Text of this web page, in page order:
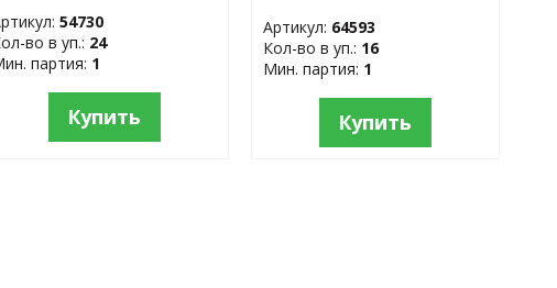
54730
во в уп.: 24
партия: 1
Купить
Артикул: 64593
Кол-во в уп.: 16
Мин. партия: 1
Купить